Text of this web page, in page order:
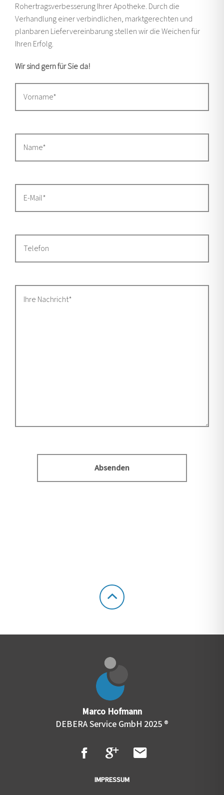
Rohertragsverbesserung Ihrer Apotheke. Durch die
Verhandlung einer verbindlichen, marktgerechten und
planbaren Liefervereinbarung stellen wir die Weichen für
Ihren Erfolg.
Wir sind gern für Sie da!
Marco Hofmann
DEBERA Service GmbH 2025 ®
IMPRESSUM